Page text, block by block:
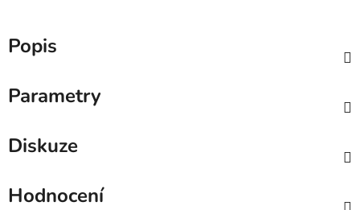
Popis
Parametry
Diskuze
Hodnocení